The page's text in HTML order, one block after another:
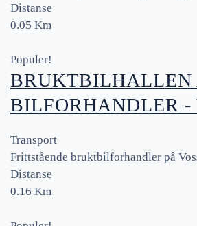
Distanse
0.05 Km
Populer!
BRUKTBILHALLEN
BILFORHANDLER -
Transport
Frittstående bruktbilforhandler på
Distanse
0.16 Km